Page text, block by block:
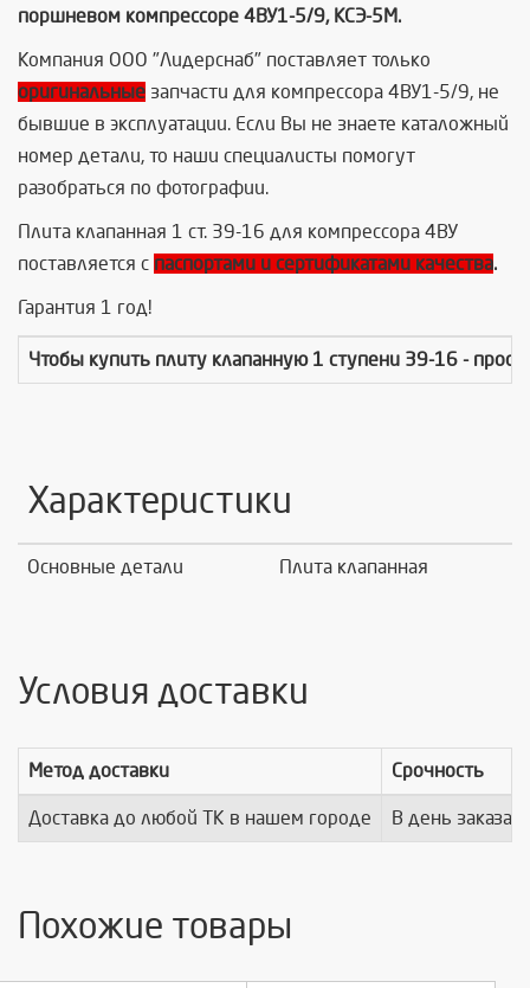
поршневом компрессоре 4ВУ1-5/9, КСЭ-5М.
Компания ООО "Лидерснаб" поставляет только
оригинальные запчасти для компрессора 4ВУ1-5/9, не
бывшие в эксплуатации. Если Вы не знаете каталожный
номер детали, то наши специалисты помогут
разобраться по фотографии.
Плита клапанная 1 ст. 39-16 для компрессора 4ВУ
поставляется с паспортами и сертификатами качества.
Гарантия 1 год!
Чтобы купить плиту клапанную 1 ступени 39-16 -
Характеристики
Основные детали Плита клапанная
Условия доставки
Метод доставки Срочность
Доставка до любой ТК в нашем городе В день заказа
Похожие товары